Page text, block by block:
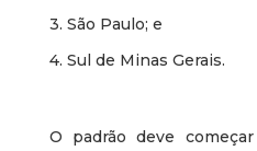
3. São Paulo; e
4. Sul de Minas Gerais.
O padrão deve